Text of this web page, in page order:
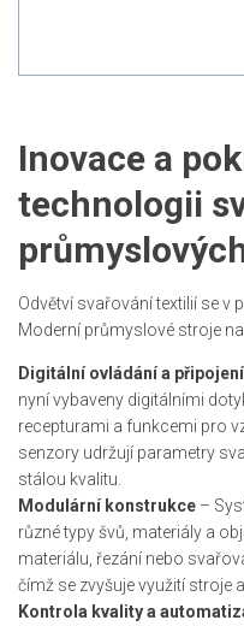
Inovace a
technologii
Odvětví svařování textilií se v
Moderní průmyslové stroje
Digitální ovládání a
nyní vybaveny digitálními
recepturami a funkcemi pro
senzory udržují parametry
stálou kvalitu.
Modulární konstrukce –
různé typy švů, materiály a
materiálu, řezání nebo
čímž se zvyšuje využití stroje
Kontrola kvality a